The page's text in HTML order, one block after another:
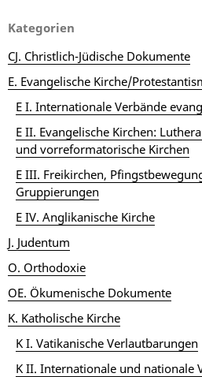
Kategorien
CJ. Christlich-Jüdische Dokumente
E. Evangelische Kirche/
E I. Internationale Verbände
E II. Evangelische Kirchen:
und vorreformatorische Kirchen
E III. Freikirchen,
Gruppierungen
E IV. Anglikanische Kirche
J. Judentum
O. Orthodoxie
OE. Ökumenische Dokumente
K. Katholische Kirche
K I. Vatikanische Verlautbarungen
K II. Internationale und nationale